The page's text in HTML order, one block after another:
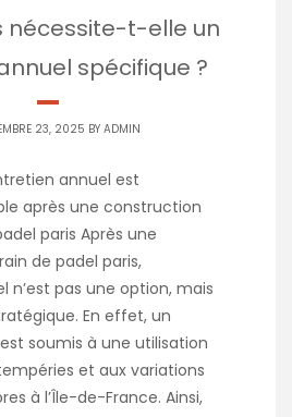
nécessite-t-elle un
spécifique ?
23, 2025 BYADMIN
annuel est
après une construction
paris Après une
de padel paris,
n’est pas une option, mais
En effet, un
soumis à une utilisation
et aux variations
à l’Île-de-France. Ainsi,